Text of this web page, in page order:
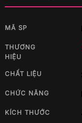
MÃ SP
THƯƠNG
HIỆU
CHẤT LIỆU
CHỨC NĂNG
KÍCH THƯỚC